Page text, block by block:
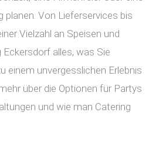
planen. Von Lieferservices bis
Vielzahl an Speisen und
alles, was Sie
einem unvergesslichen Erlebnis
über die Optionen für Partys
und wie man Catering